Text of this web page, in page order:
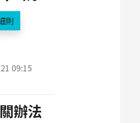
則
09:15
辦法